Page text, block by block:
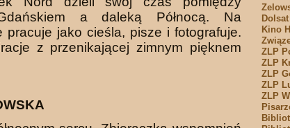
a daleką Północą. Na
pracuje jako cieśla, pisze i fotografuje.
z przenikającej zimnym pięknem
Kino
ZLP
ZLP
ZLP
ZLP
ZLP